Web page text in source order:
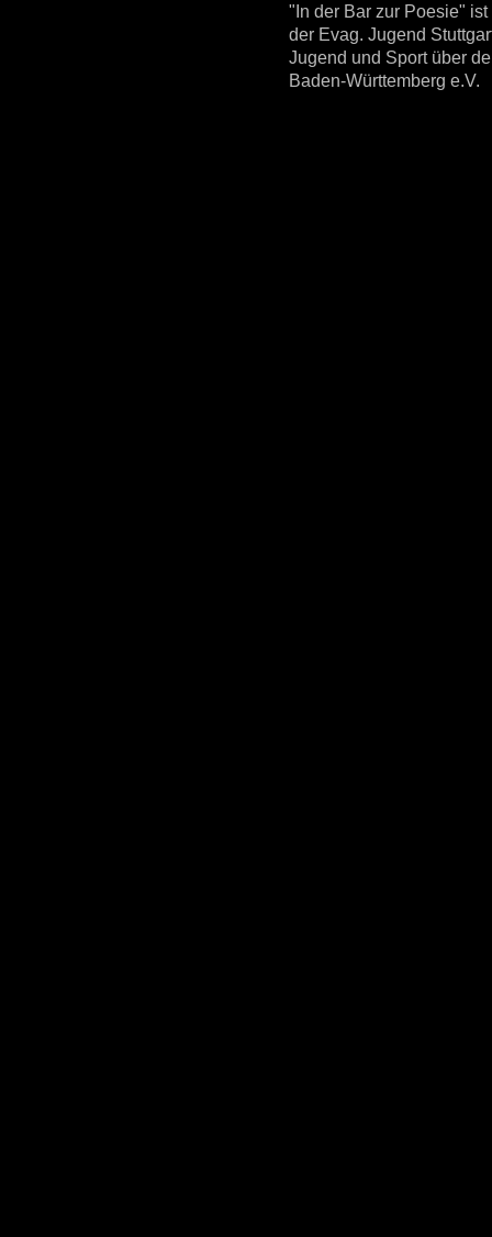
"In der Bar zur Poesie"
der Evag. Jugend
Jugend und Sport über
Baden-Württemberg e.V.